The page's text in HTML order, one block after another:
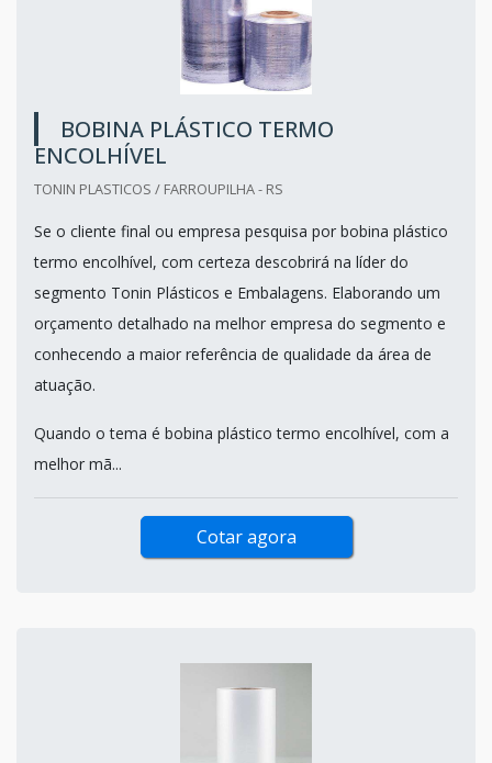
BOBINA PLÁSTICO TERMO
ENCOLHÍVEL
TONIN PLASTICOS / FARROUPILHA - RS
Se o cliente final ou empresa pesquisa por bobina plástico
termo encolhível, com certeza descobrirá na líder do
segmento Tonin Plásticos e Embalagens. Elaborando um
orçamento detalhado na melhor empresa do segmento e
conhecendo a maior referência de qualidade da área de
atuação.
Quando o tema é bobina plástico termo encolhível, com a
melhor mã...
Cotar agora